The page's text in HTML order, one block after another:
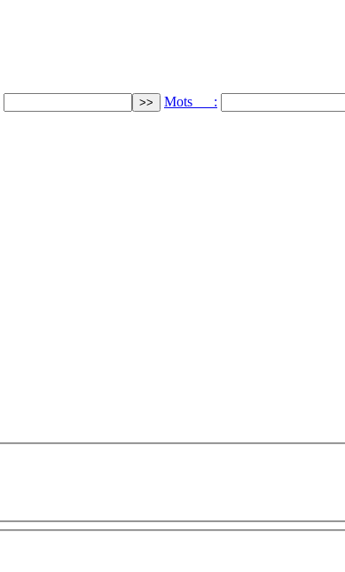
Mots :